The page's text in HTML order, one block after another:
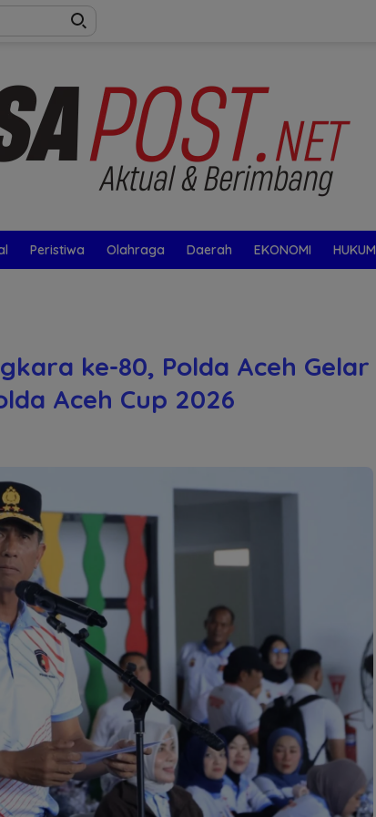
Peristiwa Olahraga Daerah EKONOMI HUKUM
ke-80, Polda Aceh Gelar
Aceh Cup 2026